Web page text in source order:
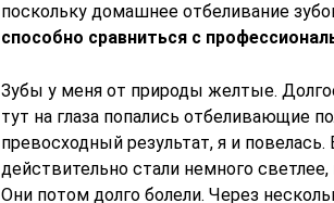
поскольку домашнее отбеливание
способно сравниться с
Зубы у меня от природы желтые.
тут на глаза попались отбеливающие
превосходный результат, я и
действительно стали немного
Они потом долго болели. Через